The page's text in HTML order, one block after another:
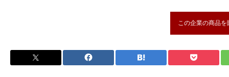
この企業の商品